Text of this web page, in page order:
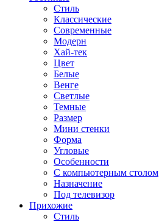
Стиль
Классические
Современные
Модерн
Хай-тек
Цвет
Белые
Венге
Светлые
Темные
Размер
Мини стенки
Форма
Угловые
Особенности
С компьютерным столом
Назначение
Под телевизор
Прихожие
Стиль